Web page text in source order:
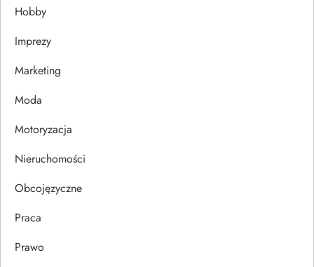
a
w
p
u
Hobby
Imprezy
Marketing
Moda
Motoryzacja
Nieruchomości
Obcojęzyczne
Praca
Prawo